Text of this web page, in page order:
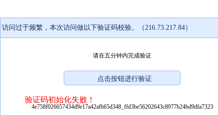
访问过于频繁，本次访问做以下验证码校验。（216.73.217.84）
请在五分钟内完成验证
验证码初始化失败！
4e758f026657434d9e17a42afb65d348_ffd3be56202643c8977b24bd9dfa7323